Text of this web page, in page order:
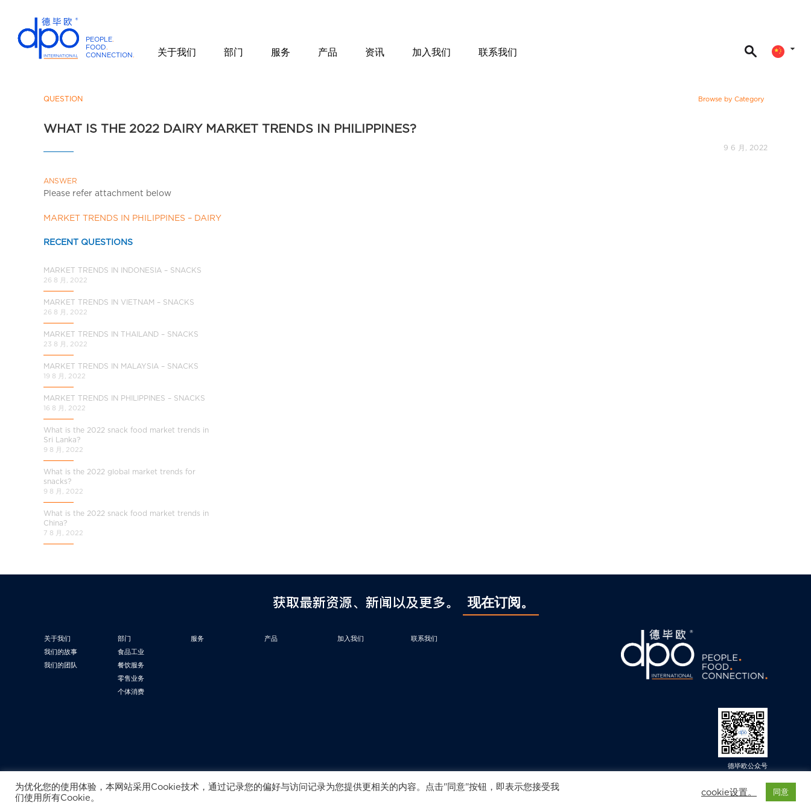
PEOPLE.
FOOD.
CONNECTION.
n
n
t
o
a
C
h
i
n
a
关于我们 部门 服务 产品 资讯 加入我们 联系我们
QUESTION Browse by Category
WHAT IS THE 2022 DAIRY MARKET TRENDS IN PHILIPPINES?
9 6 月, 2022
ANSWER
Please refer attachment below
MARKET TRENDS IN PHILIPPINES – DAIRY
RECENT QUESTIONS
MARKET TRENDS IN INDONESIA – SNACKS
26 8 月, 2022
MARKET TRENDS IN VIETNAM – SNACKS
26 8 月, 2022
MARKET TRENDS IN THAILAND – SNACKS
23 8 月, 2022
MARKET TRENDS IN MALAYSIA – SNACKS
19 8 月, 2022
MARKET TRENDS IN PHILIPPINES – SNACKS
16 8 月, 2022
What is the 2022 snack food market trends in
Sri Lanka?
9 8 月, 2022
What is the 2022 global market trends for
snacks?
9 8 月, 2022
What is the 2022 snack food market trends in
China?
7 8 月, 2022
获取最新资源、新闻以及更多。 现在订阅。
关于我们
我们的故事
我们的团队
部门
食品工业
餐饮服务
零售业务
个体消费
服务 产品 加入我们 联系我们
德毕欧公众号
© 2025 DPO International.保留所有权. 免责声明. 隐私政策
为优化您的使用体验，本网站采用Cookie技术，通过记录您的偏好与访问记录为您提供更相关的内容。点击"同意"按钮，即表示您接受我
们使用所有Cookie。
cookie设置。 同意